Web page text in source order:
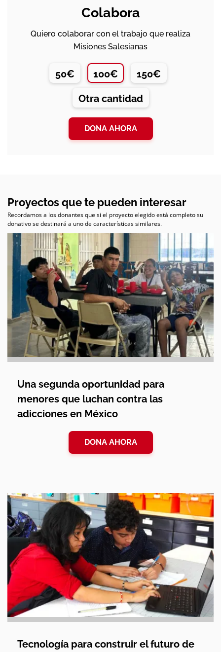
Colabora
Quiero colaborar con el trabajo que realiza
Misiones Salesianas
50€ 100€ 150€
Otra cantidad
DONA AHORA
Proyectos que te pueden interesar
Recordamos a los donantes que si el proyecto elegido está completo su
donativo se destinará a uno de características similares.
Una segunda oportunidad para
menores que luchan contra las
adicciones en México
DONA AHORA
Tecnología para construir el futuro de